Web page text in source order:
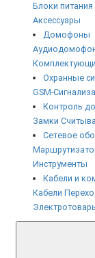
Блоки питания
Аксессуары
Домофоны
Охранные
GSM-
Контроль
Замки
Сетевое
Инструменты
Кабели и
Кабели